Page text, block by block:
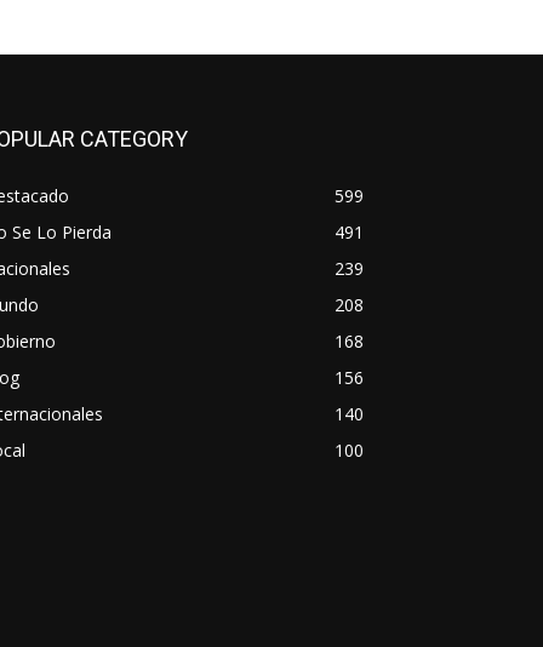
CATEGORY
599
Se Lo Pierda
491
239
208
168
156
140
100